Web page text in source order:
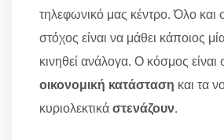
τηλεφωνικό μας κέντρο. Όλο και
στόχος είναι να μάθει κάποιος
κινηθεί ανάλογα. Ο κόσμος
οικονομική κατάσταση και τα
κυριολεκτικάστενάζουν.